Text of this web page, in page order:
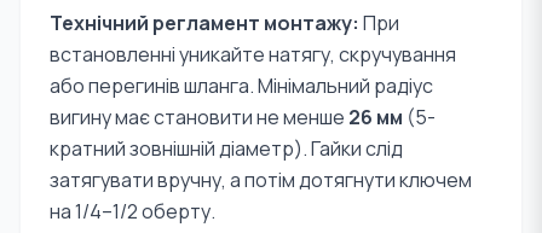
Технічний регламент монтажу: При
встановленні уникайте натягу, скручування
або перегинів шланга. Мінімальний радіус
вигину має становити не менше 26 мм (5-
кратний зовнішній діаметр). Гайки слід
затягувати вручну, а потім дотягнути ключем
на 1/4–1/2 оберту.